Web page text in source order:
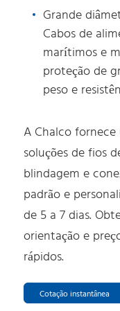
Grande
Cabos de
marítimos e
proteção de
peso e
A Chalco
soluções de fios
blindagem e
padrão e
de 5 a 7 dias.
orientação e
rápidos.
Cotação instantânea